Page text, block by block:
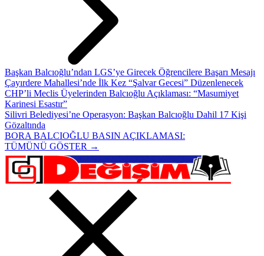
Başkan Balcıoğlu’ndan LGS’ye Girecek Öğrencilere Başarı Mesajı
Çayırdere Mahallesi’nde İlk Kez “Şalvar Gecesi” Düzenlenecek
CHP’li Meclis Üyelerinden Balcıoğlu Açıklaması: “Masumiyet
Karinesi Esastır”
Silivri Belediyesi’ne Operasyon: Başkan Balcıoğlu Dahil 17 Kişi
Gözaltında
BORA BALCIOĞLU BASIN AÇIKLAMASI:
TÜMÜNÜ GÖSTER →